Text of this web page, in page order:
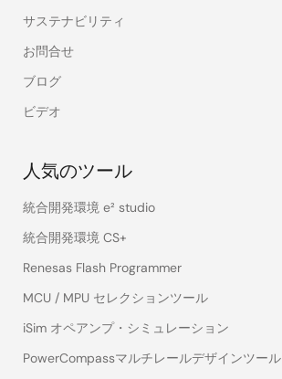
サステナビリティ
お問合せ
ブログ
ビデオ
人気のツール
統合開発環境 e² studio
統合開発環境 CS+
Renesas Flash Programmer
MCU / MPU セレクションツール
iSim オペアンプ・シミュレーション
PowerCompassマルチレールデザインツール